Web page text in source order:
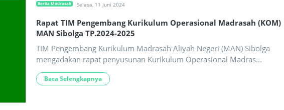
Berita Madrasah Selasa, 11 Juni 2024
Rapat TIM Pengembang Kurikulum Operasional Madrasah (KOM)
MAN Sibolga TP.2024-2025
TIM Pengembang Kurikulum Madrasah Aliyah Negeri (MAN) Sibolga
mengadakan rapat penyusunan Kurikulum Operasional Madras...
Baca Selengkapnya